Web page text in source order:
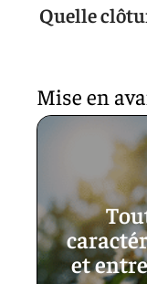
Quelle
Mise en
et